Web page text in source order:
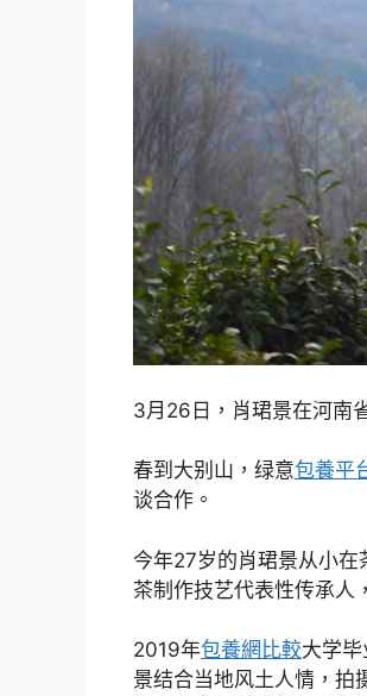
3月26日，肖珺景在河南
春到大别山，绿意包養平
谈合作。
今年27岁的肖珺景从小
茶制作技艺代表性传承人
2019年包養網比較大学
景结合当地风土人情，拍